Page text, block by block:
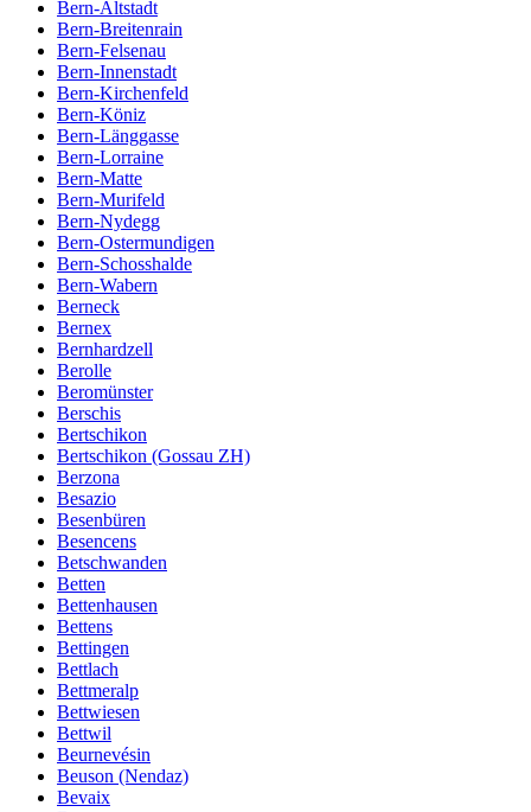
Bern-Altstadt
Bern-Breitenrain
Bern-Felsenau
Bern-Innenstadt
Bern-Kirchenfeld
Bern-Köniz
Bern-Länggasse
Bern-Lorraine
Bern-Matte
Bern-Murifeld
Bern-Nydegg
Bern-Ostermundigen
Bern-Schosshalde
Bern-Wabern
Berneck
Bernex
Bernhardzell
Berolle
Beromünster
Berschis
Bertschikon
Bertschikon (Gossau ZH)
Berzona
Besazio
Besenbüren
Besencens
Betschwanden
Betten
Bettenhausen
Bettens
Bettingen
Bettlach
Bettmeralp
Bettwiesen
Bettwil
Beurnevésin
Beuson (Nendaz)
Bevaix